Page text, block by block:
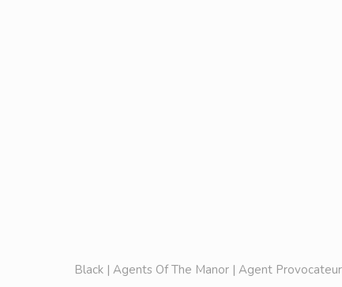
Black | Agents Of The Manor | Agent